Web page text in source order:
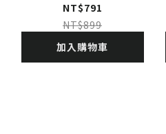
NT$791
NT$899
加入購物車